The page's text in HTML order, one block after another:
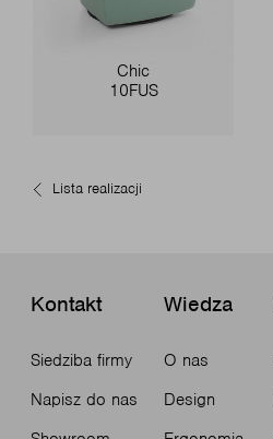
Chic
10FUS
Lista realizacji
Kontakt
Siedziba firmy
Napisz do nas
Wiedza
O nas
Design